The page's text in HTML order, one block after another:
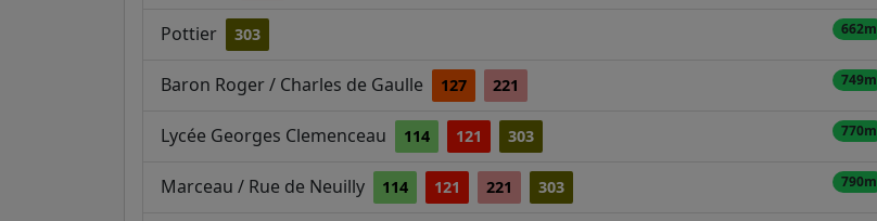
Pottier 303 662m
Baron Roger / Charles de Gaulle 127 221 749m
Lycée Georges Clemenceau 114 121 303 770m
Marceau / Rue de Neuilly 114 121 221 303 790m